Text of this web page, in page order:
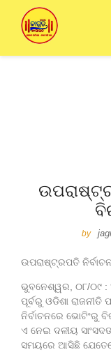
by
ଉପରାଷ୍ଟ୍ରପତି
ଭୁବନେଶ୍ୱର, ୦୮/୦୯ :
ପୂର୍ବରୁ ଓଡିଶା
ନିର୍ବାଚନରେ ଭୋଟିଂରୁ
ଏ ନେଇ ଦଳୀୟ
ସମୟରେ ଆସିଛି